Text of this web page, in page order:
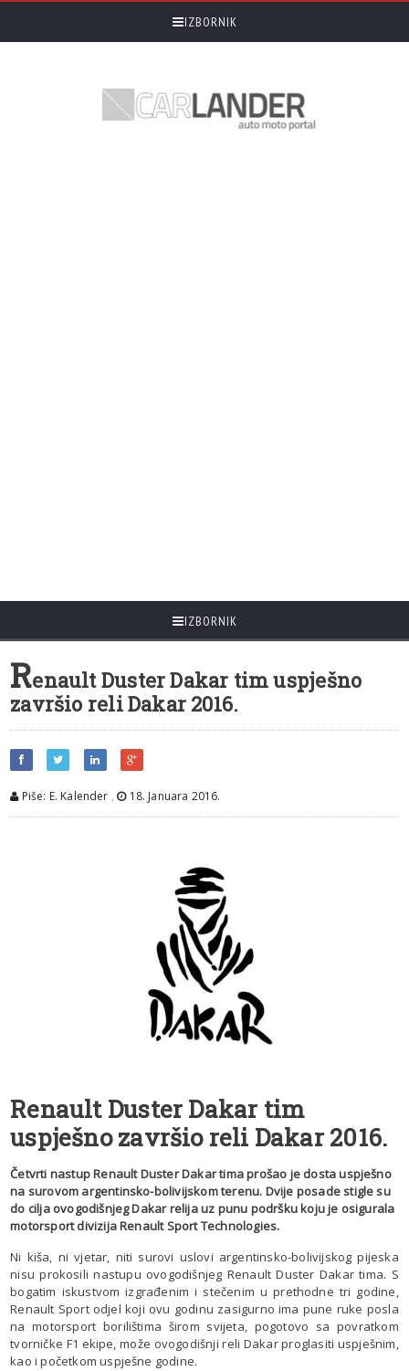
IZBORNIK
IZBORNIK
Renault Duster Dakar tim uspješno
završio reli Dakar 2016.
Piše: E. Kalender , 18. Januara 2016.
Renault Duster Dakar tim
uspješno završio reli Dakar 2016.
Četvrti nastup Renault Duster Dakar tima prošao je dosta uspješno
na surovom argentinsko-bolivijskom terenu. Dvije posade stigle su
do cilja ovogodišnjeg Dakar relija uz punu podršku koju je osigurala
motorsport divizija Renault Sport Technologies.
Ni kiša, ni vjetar, niti surovi uslovi argentinsko-bolivijskog pijeska
nisu prokosili nastupu ovogodišnjeg Renault Duster Dakar tima. S
bogatim iskustvom izgrađenim i stečenim u prethodne tri godine,
Renault Sport odjel koji ovu godinu zasigurno ima pune ruke posla
na motorsport borilištima širom svijeta, pogotovo sa povratkom
tvorničke F1 ekipe, može ovogodišnji reli Dakar proglasiti uspješnim,
kao i početkom uspješne godine.